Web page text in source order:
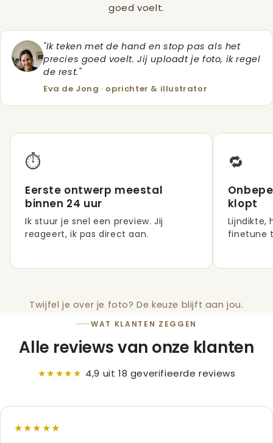
goed voelt.
"Ik teken met de hand en stop pas als het
precies goed voelt. Jij uploadt je foto, ik regel
de rest."
Eva de Jong · oprichter & illustrator
⏱️
Eerste ontwerp meestal
binnen 24 uur
Ik stuur je snel een preview. Jij
reageert, ik pas direct aan.
🔁
klopt
Lijndikte,
finetune
Twijfel je over je foto? De keuze blijft aan jou.
WAT KLANTEN ZEGGEN
Alle reviews van onze klanten
★★★★★ 4,9 uit 18 geverifieerde reviews
★★★★★